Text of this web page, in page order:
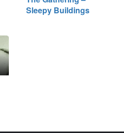
Sleepy Buildings